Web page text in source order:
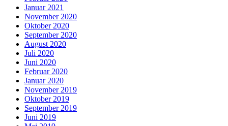
Januar 2021
November 2020
Oktober 2020
September 2020
August 2020
Juli 2020
Juni 2020
Februar 2020
Januar 2020
November 2019
Oktober 2019
September 2019
Juni 2019